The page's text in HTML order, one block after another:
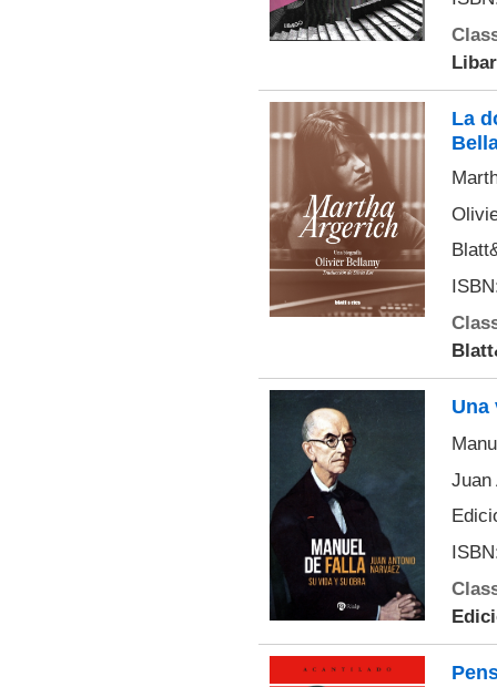
La
Una
Juan